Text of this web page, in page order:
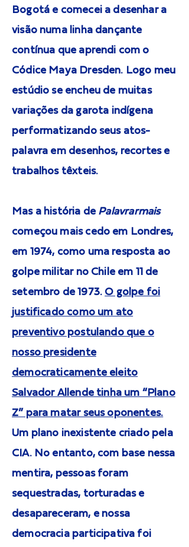
Bogotá e comecei a desenhar a
visão numa linha dançante
contínua que aprendi com o
Códice Maya Dresden. Logo meu
estúdio se encheu de muitas
variações da garota indígena
performatizando seus atos-
palavra em desenhos, recortes e
trabalhos têxteis.
Mas a história de Palavrarmais
começou mais cedo em Londres,
em 1974, como uma resposta ao
golpe militar no Chile em 11 de
setembro de 1973. O golpe foi
justificado como um ato
preventivo postulando que o
nosso presidente
democraticamente eleito
Salvador Allende tinha um “Plano
Z” para matar seus oponentes.
Um plano inexistente criado pela
CIA. No entanto, com base nessa
mentira, pessoas foram
sequestradas, torturadas e
desapareceram, e nossa
democracia participativa foi